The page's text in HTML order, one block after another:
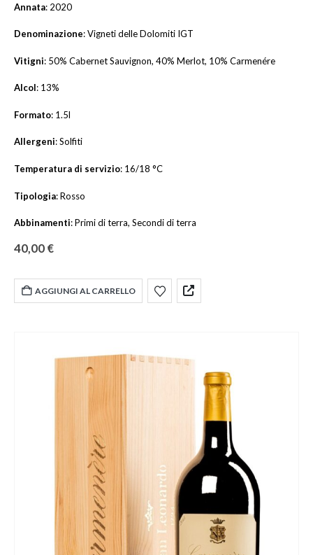
Annata: 2020
Denominazione: Vigneti delle Dolomiti IGT
Vitigni: 50% Cabernet Sauvignon, 40% Merlot, 10% Carmenére
Alcol: 13%
Formato: 1.5l
Allergeni: Solfiti
Temperatura di servizio: 16/18 °C
Tipologia: Rosso
Abbinamenti: Primi di terra, Secondi di terra
40,00 €
AGGIUNGI AL CARRELLO